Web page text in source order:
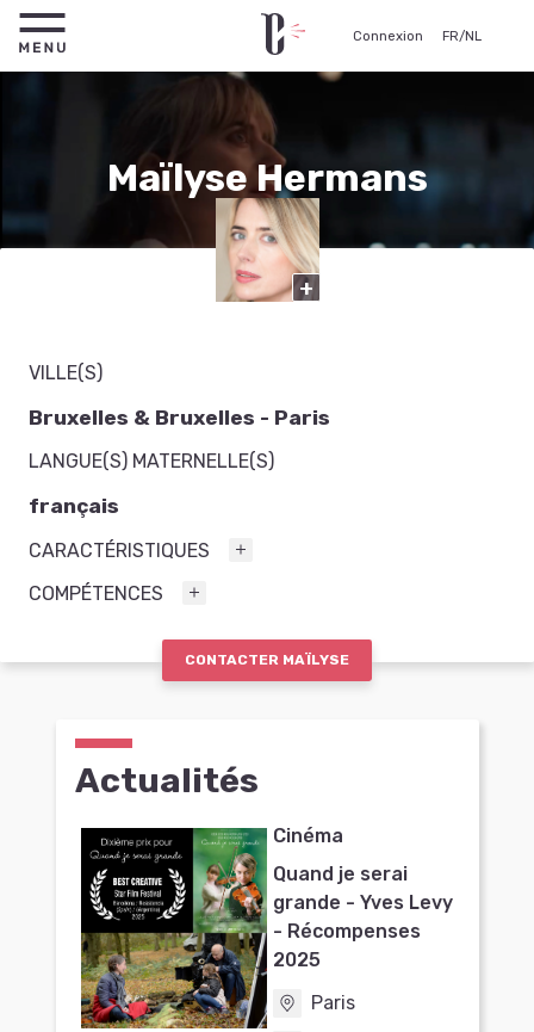
Connexion FR/NL
Maïlyse Hermans
Comédienne
+
VILLE(S)
Bruxelles & Bruxelles - Paris
LANGUE(S) MATERNELLE(S)
français
CARACTÉRISTIQUES
COMPÉTENCES
CONTACTER MAÏLYSE
Actualités
Cinéma
Quand je serai
grande - Yves Levy
- Récompenses
2025
Paris